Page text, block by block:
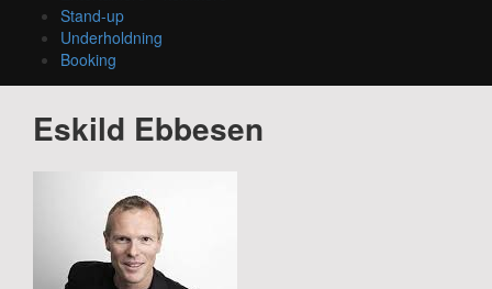
Stand-up
Underholdning
Booking
Eskild Ebbesen